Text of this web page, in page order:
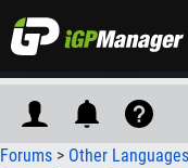
Forums > Other Languages